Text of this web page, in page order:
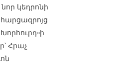
կեդրոնի
Հրաչ